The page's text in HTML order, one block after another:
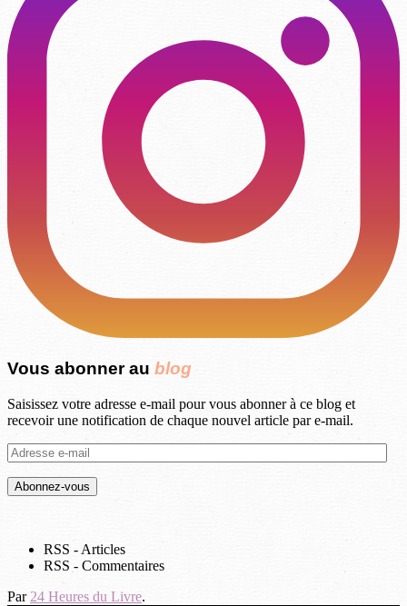
Vous abonner au blog
Saisissez votre adresse e-mail pour vous abonner à ce blog et
recevoir une notification de chaque nouvel article par e-mail.
Adresse
e-
mail
Abonnez-vous
RSS - Articles
RSS - Commentaires
Par 24 Heures du Livre.